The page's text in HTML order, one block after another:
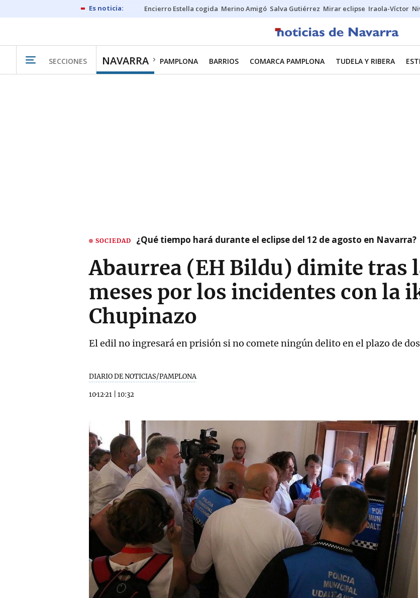
Encierro Estella cogida Merino Amigó Salva Gutiérrez Mirar eclipse Iraola-Víctor
SECCIONES NAVARRA PAMPLONA BARRIOS COMARCA PAMPLONA TUDELA Y RIBERA
SOCIEDAD ¿Qué tiempo hará durante el eclipse del 12 de agosto en Navarra?
Abaurrea (EH Bildu) dimite tras
meses por los incidentes con la
Chupinazo
El edil no ingresará en prisión si no comete ningún delito en el plazo de
DIARIO DE NOTICIAS/PAMPLONA
10·12·21 10:32